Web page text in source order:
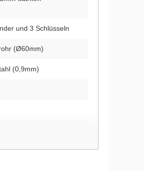
und 3 Schlüsseln
(Ø60mm)
(0,9mm)
im Lieferumfang